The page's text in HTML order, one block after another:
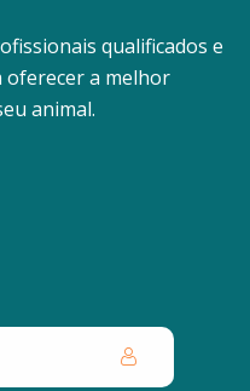
qualificados e
a melhor
animal.